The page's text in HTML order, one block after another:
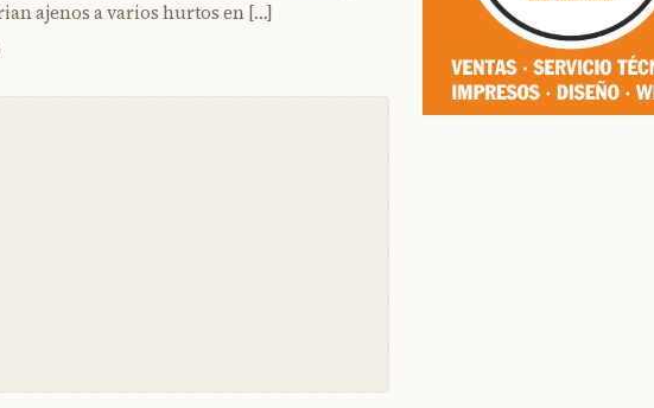
ajenos a varios hurtos en […]